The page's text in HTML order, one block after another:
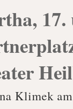
17.
Klimek